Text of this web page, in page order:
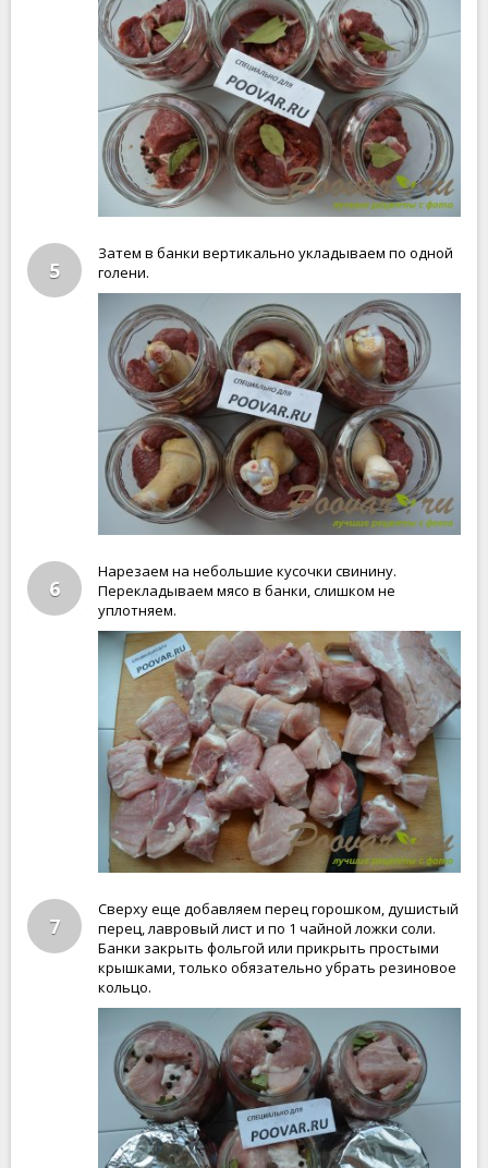
5
Затем в банки вертикально укладываем по одной
голени.
6
Нарезаем на небольшие кусочки свинину.
Перекладываем мясо в банки, слишком не
уплотняем.
7
Сверху еще добавляем перец горошком, душистый
перец, лавровый лист и по 1 чайной ложки соли.
Банки закрыть фольгой или прикрыть простыми
крышками, только обязательно убрать резиновое
кольцо.